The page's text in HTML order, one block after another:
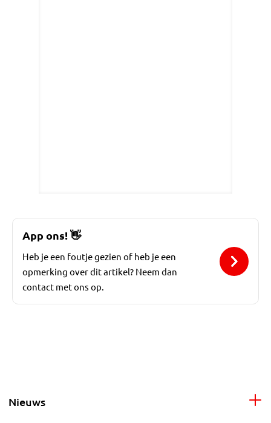
App ons!👋
Heb je een foutje gezien of heb je een
opmerking over dit artikel? Neem dan
contact met ons op.
Nieuws